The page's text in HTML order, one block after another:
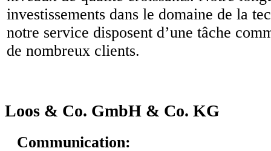
investissements dans le domaine de la
notre service disposent d’une tâche
de nombreux clients.
Loos & Co. GmbH & Co. KG
Communication: